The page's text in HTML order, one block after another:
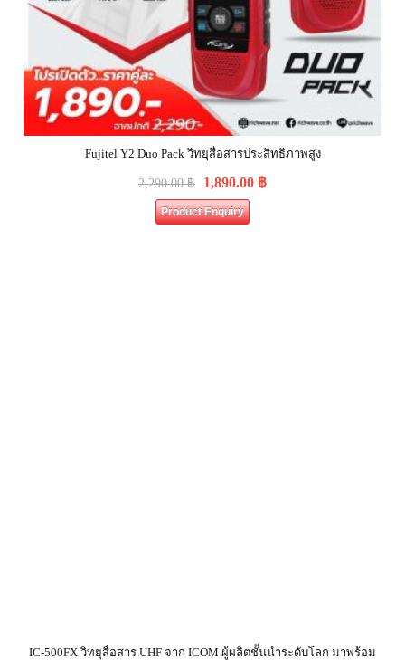
Fujitel Y2 Duo Pack วิทยุสื่อสารประสิทธิภาพสูง
2,290.00฿ 1,890.00 ฿
Product Enquiry
IC-500FX วิทยุสื่อสาร UHF จาก ICOM ผู้ผลิตชั้นนำระดับโลก มาพร้อม